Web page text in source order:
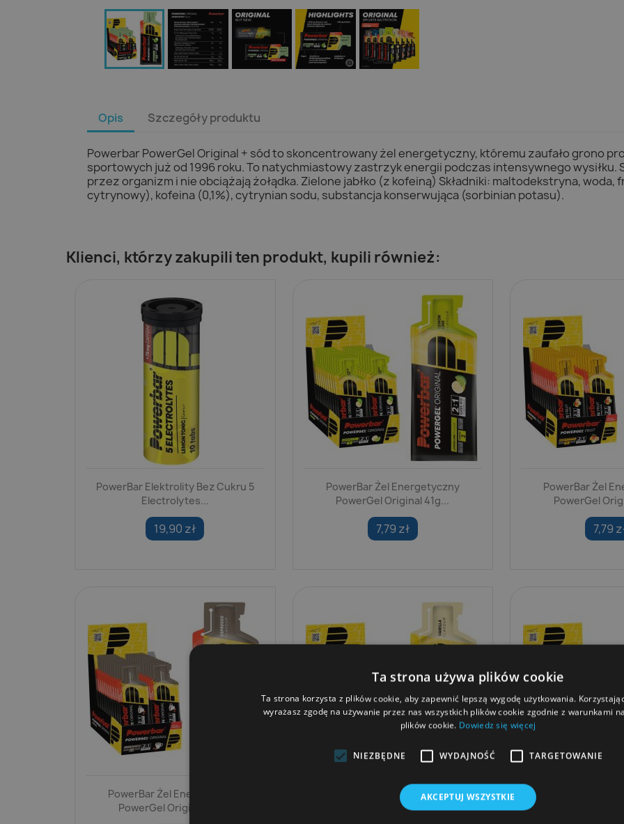
Opis Szczegóły produktu
Powerbar PowerGel Original + sód to skoncentrowany żel energetyczny, któremu zaufało grono
sportowych już od 1996 roku. To natychmiastowy zastrzyk energii podczas intensywnego wysiłku.
przez organizm i nie obciążają żołądka. Zielone jabłko (z kofeiną) Składniki: maltodekstryna,
cytrynowy), kofeina (0,1%), cytrynian sodu, substancja konserwująca (sorbinian potasu).
Klienci, którzy zakupili ten produkt, kupili również:
PowerBar Elektrolity Bez Cukru 5
Electrolytes...
19,90 zł
PowerBar Żel Energetyczny
PowerGel Original 41g...
7,79 zł
PowerBar Żel
PowerGel
7,79
PowerBar Żel Energetyczny
PowerGel Original 41g...
PowerBar Żel Energetyczny
PowerGel Original 41g...
Ta strona używa plików cookie
Ta strona korzysta z plików cookie, aby zapewnić lepszą wygodę użytkowania.
wyrażasz zgodę na używanie przez nas wszystkich plików cookie zgodnie z warunkami
plików cookie. Dowiedz się więcej
NIEZBĘDNE WYDAJNOŚĆ TARGETOWANIE
AKCEPTUJ WSZYSTKIE